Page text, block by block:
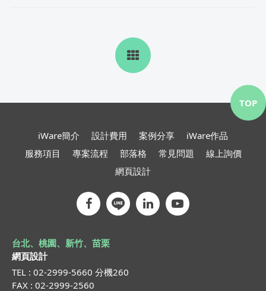
iWare簡介 設計費用 案例分享
iWare作品
服務項目
專案流程 部落格 常見問題
線上詢價
網頁設計
台北、桃園、新竹、苗栗
網頁設計
TEL : 02-2999-5660 分機260
FAX : 02-2999-2560
TOP